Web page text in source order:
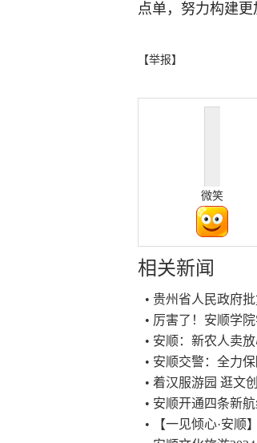
点单，努力构建更
【举报】
微笑
相关新闻
• 贵州省人民政府
• 厉害了！安顺学
• 安顺：新农人卖
• 安顺交警：全力
• 着汉服游园 逛文
• 安顺开通四条新
• 【一见倾心·安顺